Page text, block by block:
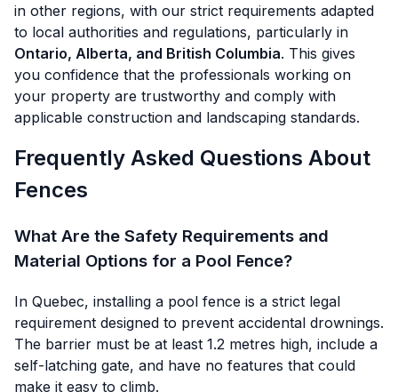
in other regions, with our strict requirements adapted
to local authorities and regulations, particularly in
Ontario, Alberta, and British Columbia. This gives
you confidence that the professionals working on
your property are trustworthy and comply with
applicable construction and landscaping standards.
Frequently Asked Questions About
Fences
What Are the Safety Requirements and
Material Options for a Pool Fence?
In Quebec, installing a pool fence is a strict legal
requirement designed to prevent accidental drownings.
The barrier must be at least 1.2 metres high, include a
self-latching gate, and have no features that could
make it easy to climb.